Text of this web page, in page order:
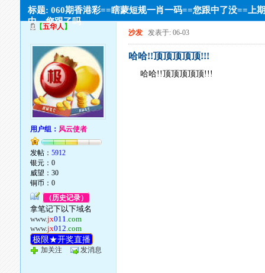
标题: 060期香港彩==瞎蒙短规一肖一码==您跟中了没==上
中，您跟了吗
【五华人 】
用户组： 风云使者
发帖：5912
银元：0
威望：30
铜币：0
（历史记录）
拿笔记下以下域名
www.jx011.com
www.jx012.com
极限★开奖直播
加关注 发消息
沙发 发表于: 06-03
哈哈!!顶顶顶顶顶!!!
哈哈!!顶顶顶顶顶!!!